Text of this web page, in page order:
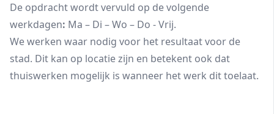
De opdracht wordt vervuld op de volgende
werkdagen: Ma – Di – Wo – Do - Vrij.
We werken waar nodig voor het resultaat voor de
stad. Dit kan op locatie zijn en betekent ook dat
thuiswerken mogelijk is wanneer het werk dit toelaat.